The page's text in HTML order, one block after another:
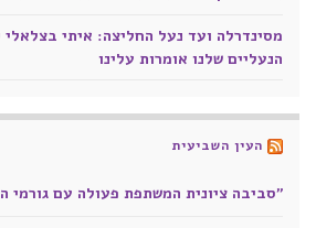
מסינדרלה ועד נעל החליצה: איתי
הנעליים שלנו אומרות עלינו
העין השביעית
"סביבה ציונית המשתפת פעולה עם גורמי